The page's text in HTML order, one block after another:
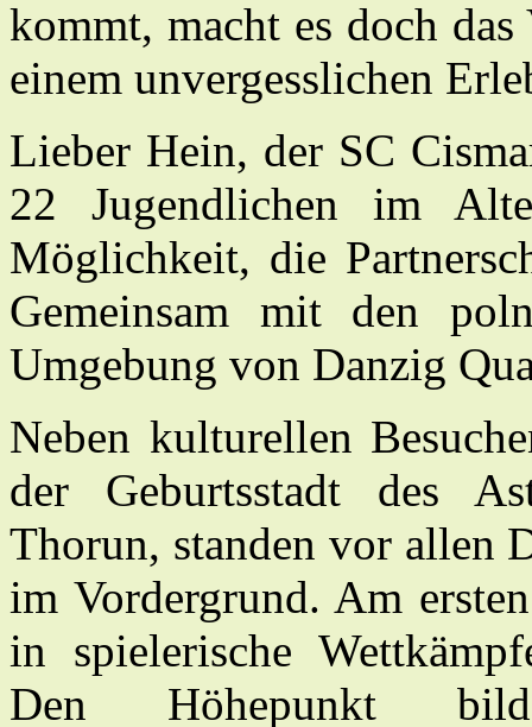
kommt, macht es doch
einem unvergesslichen
Lieber Hein, der SC
22 Jugendlichen im
Möglichkeit, die
Gemeinsam mit den
Umgebung von Danzig
Neben kulturellen
der Geburtsstadt des
Thorun, standen vor allen
im Vordergrund. Am
in spielerische
Den Höhepunkt